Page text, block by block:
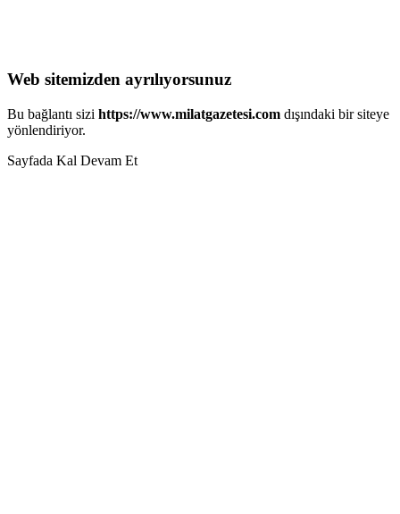
Web sitemizden ayrılıyorsunuz
Bu bağlantı sizi https://www.milatgazetesi.com dışındaki bir siteye
yönlendiriyor.
Sayfada Kal Devam Et